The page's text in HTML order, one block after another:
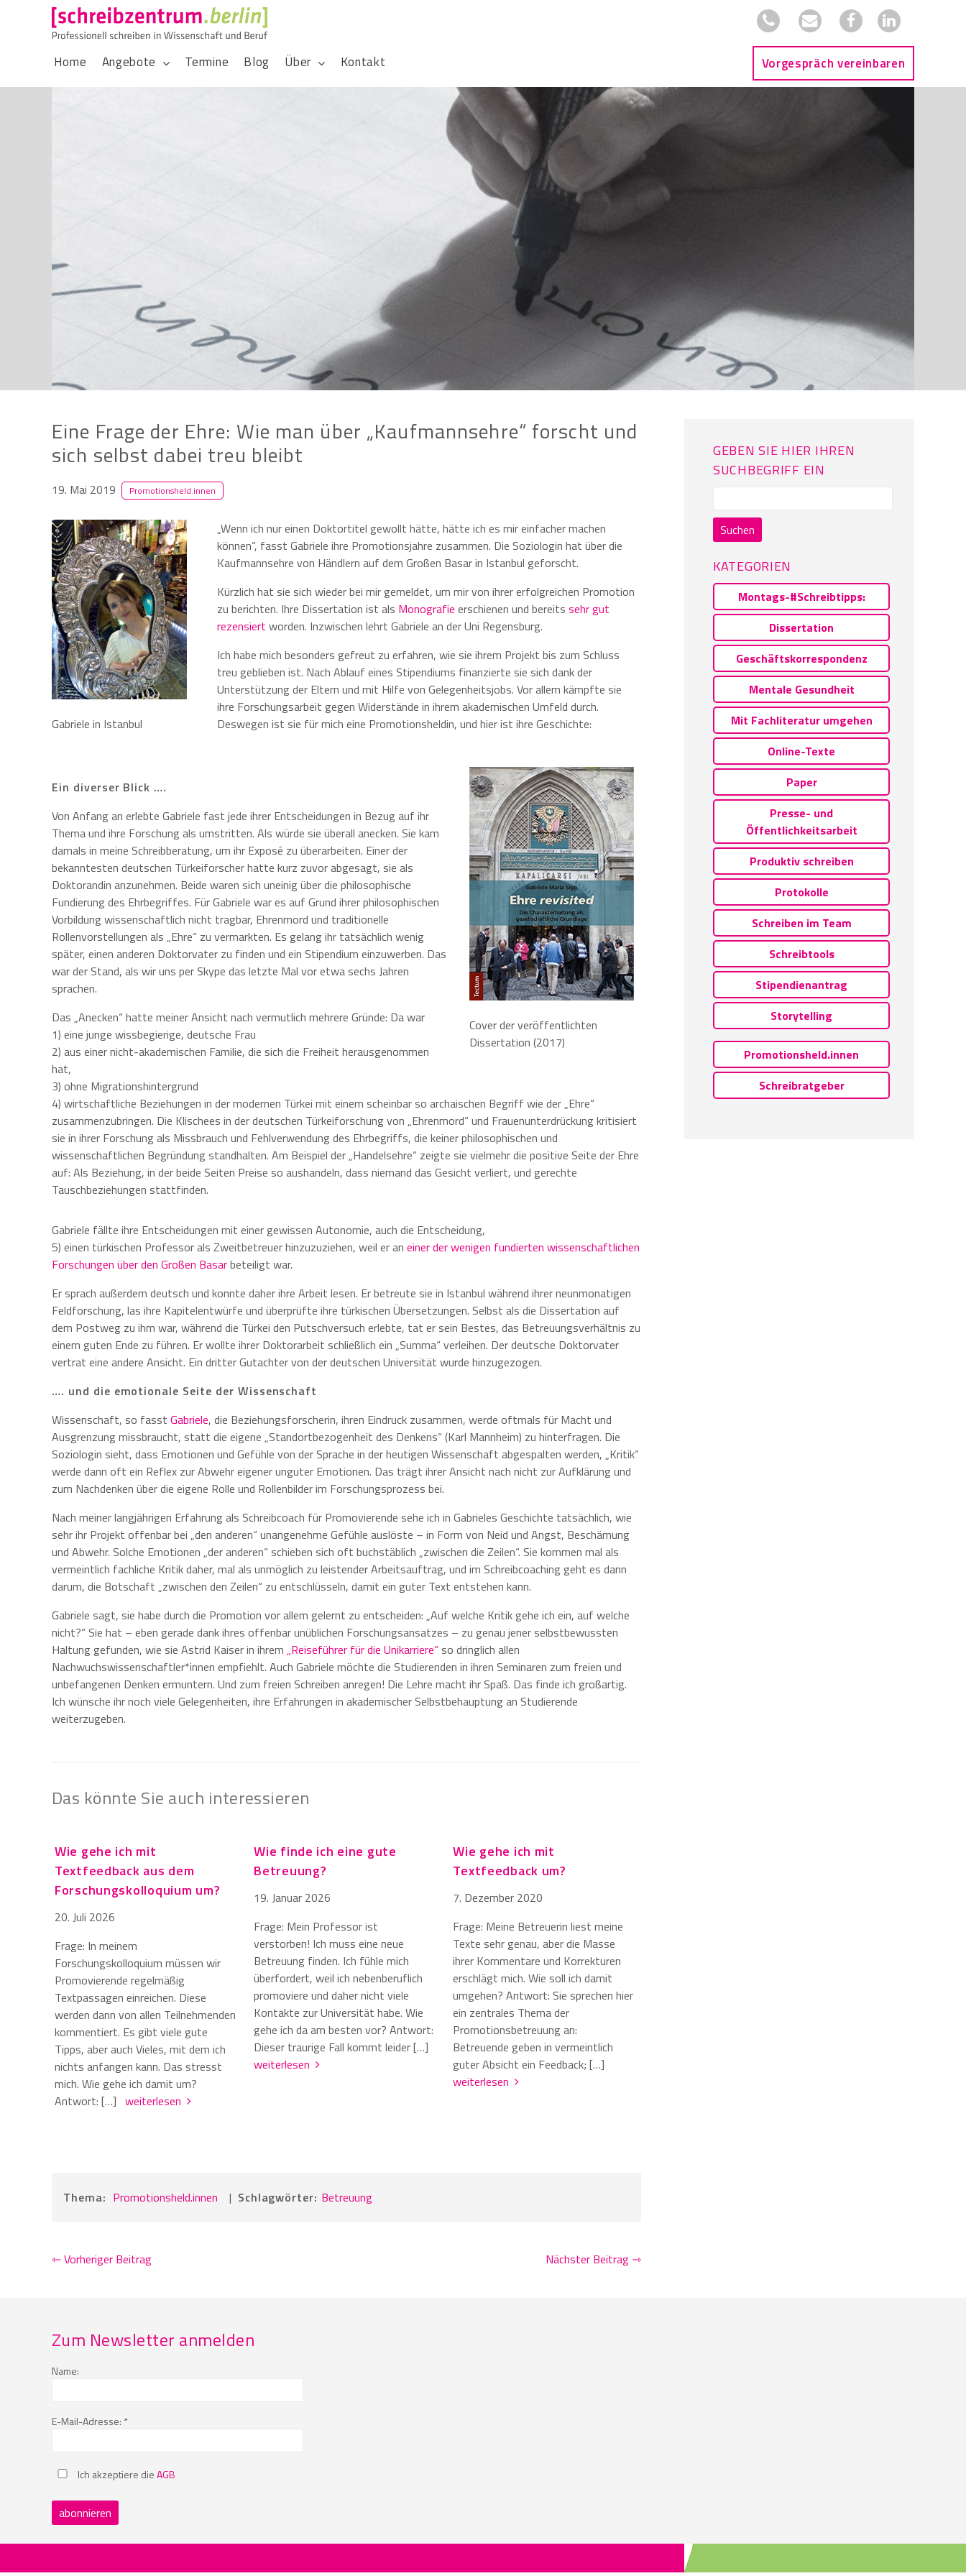
Home Angebote Termine Blog Über Kontakt Vorgespräch vereinbaren
Eine Frage der Ehre: Wie man über „Kaufmannsehre“ forscht und
sich selbst dabei treu bleibt
19. Mai 2019 Promotionsheld.innen
Gabriele in Istanbul
„Wenn ich nur einen Doktortitel gewollt hätte, hätte ich es mir einfacher machen
können“, fasst Gabriele ihre Promotionsjahre zusammen. Die Soziologin hat über die
Kaufmannsehre von Händlern auf dem Großen Basar in Istanbul geforscht.
Kürzlich hat sie sich wieder bei mir gemeldet, um mir von ihrer erfolgreichen Promotion
zu berichten. Ihre Dissertation ist als Monografie erschienen und bereits sehr gut
rezensiert worden. Inzwischen lehrt Gabriele an der Uni Regensburg.
Ich habe mich besonders gefreut zu erfahren, wie sie ihrem Projekt bis zum Schluss
treu geblieben ist. Nach Ablauf eines Stipendiums finanzierte sie sich dank der
Unterstützung der Eltern und mit Hilfe von Gelegenheitsjobs. Vor allem kämpfte sie
ihre Forschungsarbeit gegen Widerstände in ihrem akademischen Umfeld durch.
Deswegen ist sie für mich eine Promotionsheldin, und hier ist ihre Geschichte:
Cover der veröffentlichten
Dissertation (2017)
Ein diverser Blick ….
Von Anfang an erlebte Gabriele fast jede ihrer Entscheidungen in Bezug auf ihr
Thema und ihre Forschung als umstritten. Als würde sie überall anecken. Sie kam
damals in meine Schreibberatung, um ihr Exposé zu überarbeiten. Einer der
bekanntesten deutschen Türkeiforscher hatte kurz zuvor abgesagt, sie als
Doktorandin anzunehmen. Beide waren sich uneinig über die philosophische
Fundierung des Ehrbegriffes. Für Gabriele war es auf Grund ihrer philosophischen
Vorbildung wissenschaftlich nicht tragbar, Ehrenmord und traditionelle
Rollenvorstellungen als „Ehre“ zu vermarkten. Es gelang ihr tatsächlich wenig
später, einen anderen Doktorvater zu finden und ein Stipendium einzuwerben. Das
war der Stand, als wir uns per Skype das letzte Mal vor etwa sechs Jahren
sprachen.
Das „Anecken“ hatte meiner Ansicht nach vermutlich mehrere Gründe: Da war
1) eine junge wissbegierige, deutsche Frau
2) aus einer nicht-akademischen Familie, die sich die Freiheit herausgenommen
hat,
3) ohne Migrationshintergrund
4) wirtschaftliche Beziehungen in der modernen Türkei mit einem scheinbar so archaischen Begriff wie der „Ehre“
zusammenzubringen. Die Klischees in der deutschen Türkeiforschung von „Ehrenmord“ und Frauenunterdrückung kritisiert
sie in ihrer Forschung als Missbrauch und Fehlverwendung des Ehrbegriffs, die keiner philosophischen und
wissenschaftlichen Begründung standhalten. Am Beispiel der „Handelsehre“ zeigte sie vielmehr die positive Seite der Ehre
auf: Als Beziehung, in der beide Seiten Preise so aushandeln, dass niemand das Gesicht verliert, und gerechte
Tauschbeziehungen stattfinden.
Gabriele fällte ihre Entscheidungen mit einer gewissen Autonomie, auch die Entscheidung,
5) einen türkischen Professor als Zweitbetreuer hinzuzuziehen, weil er an einer der wenigen fundierten wissenschaftlichen
Forschungen über den Großen Basarbeteiligt war.
Er sprach außerdem deutsch und konnte daher ihre Arbeit lesen. Er betreute sie in Istanbul während ihrer neunmonatigen
Feldforschung, las ihre Kapitelentwürfe und überprüfte ihre türkischen Übersetzungen. Selbst als die Dissertation auf
dem Postweg zu ihm war, während die Türkei den Putschversuch erlebte, tat er sein Bestes, das Betreuungsverhältnis zu
einem guten Ende zu führen. Er wollte ihrer Doktorarbeit schließlich ein „Summa“ verleihen. Der deutsche Doktorvater
vertrat eine andere Ansicht. Ein dritter Gutachter von der deutschen Universität wurde hinzugezogen.
…. und die emotionale Seite der Wissenschaft
Wissenschaft, so fasst Gabriele, die Beziehungsforscherin, ihren Eindruck zusammen, werde oftmals für Macht und
Ausgrenzung missbraucht, statt die eigene „Standortbezogenheit des Denkens“ (Karl Mannheim) zu hinterfragen. Die
Soziologin sieht, dass Emotionen und Gefühle von der Sprache in der heutigen Wissenschaft abgespalten werden, „Kritik“
werde dann oft ein Reflex zur Abwehr eigener unguter Emotionen. Das trägt ihrer Ansicht nach nicht zur Aufklärung und
zum Nachdenken über die eigene Rolle und Rollenbilder im Forschungsprozess bei.
Nach meiner langjährigen Erfahrung als Schreibcoach für Promovierende sehe ich in Gabrieles Geschichte tatsächlich, wie
sehr ihr Projekt offenbar bei „den anderen“ unangenehme Gefühle auslöste – in Form von Neid und Angst, Beschämung
und Abwehr. Solche Emotionen „der anderen“ schieben sich oft buchstäblich „zwischen die Zeilen“. Sie kommen mal als
vermeintlich fachliche Kritik daher, mal als unmöglich zu leistender Arbeitsauftrag, und im Schreibcoaching geht es dann
darum, die Botschaft „zwischen den Zeilen“ zu entschlüsseln, damit ein guter Text entstehen kann.
Gabriele sagt, sie habe durch die Promotion vor allem gelernt zu entscheiden: „Auf welche Kritik gehe ich ein, auf welche
nicht?“ Sie hat – eben gerade dank ihres offenbar unüblichen Forschungsansatzes – zu genau jener selbstbewussten
Haltung gefunden, wie sie Astrid Kaiser in ihrem „Reiseführer für die Unikarriere“so dringlich allen
Nachwuchswissenschaftler*innen empfiehlt. Auch Gabriele möchte die Studierenden in ihren Seminaren zum freien und
unbefangenen Denken ermuntern. Und zum freien Schreiben anregen! Die Lehre macht ihr Spaß. Das finde ich großartig.
Ich wünsche ihr noch viele Gelegenheiten, ihre Erfahrungen in akademischer Selbstbehauptung an Studierende
weiterzugeben.
Das könnte Sie auch interessieren
Wie gehe ich mit
Textfeedback aus dem
Forschungskolloquium um?
20. Juli 2026
Frage: In meinem
Forschungskolloquium müssen wir
Promovierende regelmäßig
Textpassagen einreichen. Diese
werden dann von allen Teilnehmenden
kommentiert. Es gibt viele gute
Tipps, aber auch Vieles, mit dem ich
nichts anfangen kann. Das stresst
mich. Wie gehe ich damit um?
Antwort: […] weiterlesen
Wie finde ich eine gute
Betreuung?
19. Januar 2026
Frage: Mein Professor ist
verstorben! Ich muss eine neue
Betreuung finden. Ich fühle mich
überfordert, weil ich nebenberuflich
promoviere und daher nicht viele
Kontakte zur Universität habe. Wie
gehe ich da am besten vor? Antwort:
Dieser traurige Fall kommt leider […]
weiterlesen
Wie gehe ich mit
Textfeedback um?
7. Dezember 2020
Frage: Meine Betreuerin liest meine
Texte sehr genau, aber die Masse
ihrer Kommentare und Korrekturen
erschlägt mich. Wie soll ich damit
umgehen? Antwort: Sie sprechen hier
ein zentrales Thema der
Promotionsbetreuung an:
Betreuende geben in vermeintlich
guter Absicht ein Feedback; […]
weiterlesen
Thema: Promotionsheld.innen | Schlagwörter: Betreuung
⇽ Vorheriger Beitrag Nächster Beitrag ⇾
GEBEN SIE HIER IHREN
SUCHBEGRIFF EIN
KATEGORIEN
Montags-#Schreibtipps:
Dissertation
Geschäftskorrespondenz
Mentale Gesundheit
Mit Fachliteratur umgehen
Online-Texte
Paper
Presse- und
Öffentlichkeitsarbeit
Produktiv schreiben
Protokolle
Schreiben im Team
Schreibtools
Stipendienantrag
Storytelling
Promotionsheld.innen
Schreibratgeber
Zum Newsletter anmelden
Name:
E-Mail-Adresse: *
Ich akzeptiere dieAGB